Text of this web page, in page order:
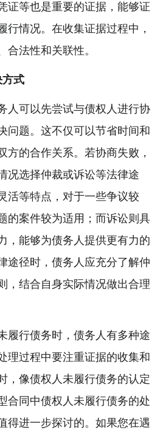
证等也是重要的证据，能够证
行情况。在收集证据过程中，
合法性和关联性。
方式
人可以先尝试与债权人进行协
问题。这不仅可以节省时间和
方的合作关系。若协商失败，
况选择仲裁或诉讼等法律途
活等特点，对于一些争议较
的案件较为适用；而诉讼则具
，能够为债务人提供更有力的
途径时，债务人应充分了解仲
，结合自身实际情况做出合理
履行债务时，债务人有多种途
理过程中要注重证据的收集和
，像债权人未履行债务的认定
合同中债权人未履行债务的处
得进一步探讨的。如果您在遇